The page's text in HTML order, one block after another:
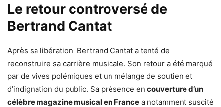
Le retour controversé de
Bertrand Cantat
Après sa libération, Bertrand Cantat a tenté de
reconstruire sa carrière musicale. Son retour a été marqué
par de vives polémiques et un mélange de soutien et
d’indignation du public. Sa présence en couverture d’un
célèbre magazine musical en France a notamment suscité